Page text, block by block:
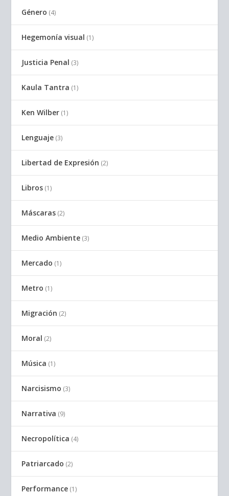
Género (4)
Hegemonía visual (1)
Justicia Penal (3)
Kaula Tantra (1)
Ken Wilber (1)
Lenguaje (3)
Libertad de Expresión (2)
Libros (1)
Máscaras (2)
Medio Ambiente (3)
Mercado (1)
Metro (1)
Migración (2)
Moral (2)
Música (1)
Narcisismo (3)
Narrativa (9)
Necropolítica (4)
Patriarcado (2)
Performance (1)